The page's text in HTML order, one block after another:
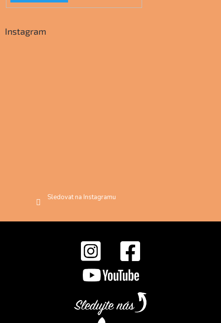
Instagram
Sledovat na Instagramu